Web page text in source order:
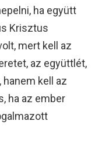
ha együtt
Krisztus
mert kell az
az együttlét,
kell az
ha az ember